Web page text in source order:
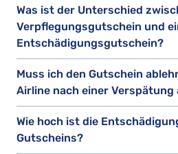
Was ist der Unterschied
Verpflegungsgutschein und
Entschädigungsgutschein?
Muss ich den Gutschein
Airline nach einer Verspätung
Wie hoch ist die
Gutscheins?